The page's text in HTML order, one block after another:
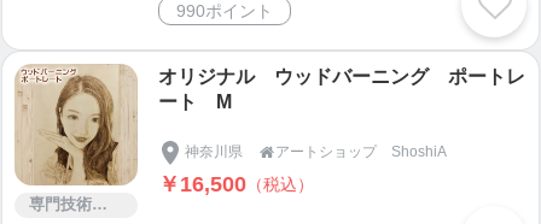
990ポイント
専門技術サービス
オリジナル ウッドバーニング ポートレ
ート M
神奈川県 アートショップ ShoshiA
￥16,500 （税込）